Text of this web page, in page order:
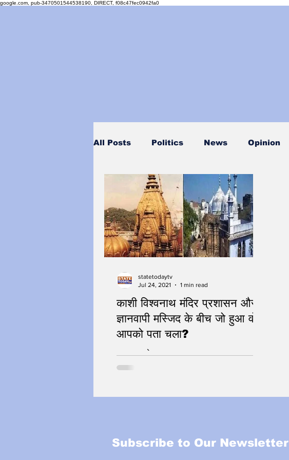
google.com, pub-3470501544538190, DIRECT, f08c47fec0942fa0
All Posts Politics News Opinion
Personality
काशी विश्वनाथ मंदिर प्रशासन और
ज्ञानवापी मस्जिद के बीच जो हुआ वो
आपको पता चला?
हर हर महादेव
statetodaytv
Jul 24, 2021
1 min read
Subscribe to Our Newsletter